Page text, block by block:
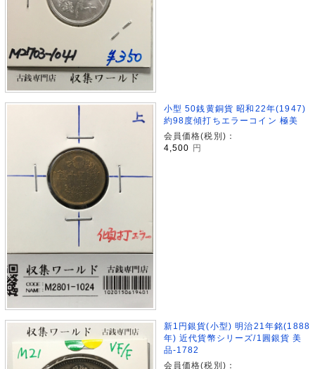
小型 50銭黄銅貨 昭和22年(1947)
約98度傾打ちエラーコイン 極美
会員価格(税別)：
4,500 円
新1円銀貨(小型) 明治21年銘(1888
年) 近代貨幣シリーズ/1圓銀貨 美
品-1782
会員価格(税別)：